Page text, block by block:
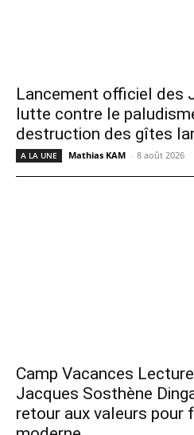
Lancement officiel des
lutte contre le
destruction des gîtes
A LA UNE Mathias KAM - 8 août 2026
Camp Vacances
Jacques Sosthène
retour aux valeurs pour